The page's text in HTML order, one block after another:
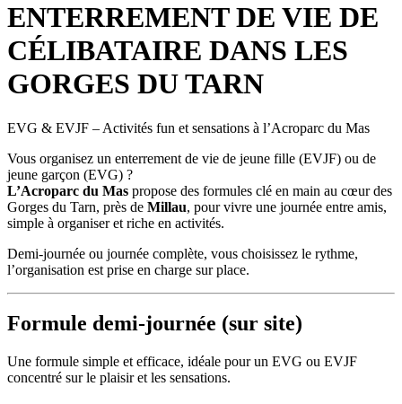
ENTERREMENT DE VIE DE
CÉLIBATAIRE DANS LES
GORGES DU TARN
EVG & EVJF – Activités fun et sensations à l’Acroparc du Mas
Vous organisez un enterrement de vie de jeune fille (EVJF) ou de
jeune garçon (EVG) ?
L’Acroparc du Mas propose des formules clé en main au cœur des
Gorges du Tarn, près de Millau, pour vivre une journée entre amis,
simple à organiser et riche en activités.
Demi-journée ou journée complète, vous choisissez le rythme,
l’organisation est prise en charge sur place.
Formule demi-journée (sur site)
Une formule simple et efficace, idéale pour un EVG ou EVJF
concentré sur le plaisir et les sensations.